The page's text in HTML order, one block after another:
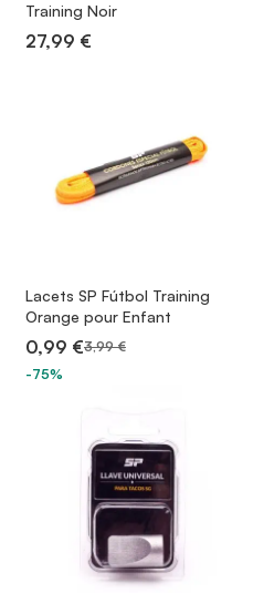
Training Noir
27,99 €
Lacets SP Fútbol Training
Orange pour Enfant
0,99 €3,99 €
-75%